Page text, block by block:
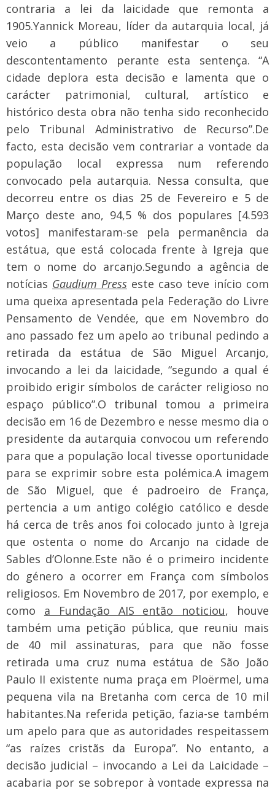
contraria a lei da laicidade que remonta a
1905.Yannick Moreau, líder da autarquia local, já
veio a público manifestar o seu
descontentamento perante esta sentença. “A
cidade deplora esta decisão e lamenta que o
carácter patrimonial, cultural, artístico e
histórico desta obra não tenha sido reconhecido
pelo Tribunal Administrativo de Recurso”.De
facto, esta decisão vem contrariar a vontade da
população local expressa num referendo
convocado pela autarquia. Nessa consulta, que
decorreu entre os dias 25 de Fevereiro e 5 de
Março deste ano, 94,5 % dos populares [4.593
votos] manifestaram-se pela permanência da
estátua, que está colocada frente à Igreja que
tem o nome do arcanjo.Segundo a agência de
notícias Gaudium Press este caso teve início com
uma queixa apresentada pela Federação do Livre
Pensamento de Vendée, que em Novembro do
ano passado fez um apelo ao tribunal pedindo a
retirada da estátua de São Miguel Arcanjo,
invocando a lei da laicidade, “segundo a qual é
proibido erigir símbolos de carácter religioso no
espaço público”.O tribunal tomou a primeira
decisão em 16 de Dezembro e nesse mesmo dia o
presidente da autarquia convocou um referendo
para que a população local tivesse oportunidade
para se exprimir sobre esta polémica.A imagem
de São Miguel, que é padroeiro de França,
pertencia a um antigo colégio católico e desde
há cerca de três anos foi colocado junto à Igreja
que ostenta o nome do Arcanjo na cidade de
Sables d’Olonne.Este não é o primeiro incidente
do género a ocorrer em França com símbolos
religiosos. Em Novembro de 2017, por exemplo, e
como a Fundação AIS então noticiou, houve
também uma petição pública, que reuniu mais
de 40 mil assinaturas, para que não fosse
retirada uma cruz numa estátua de São João
Paulo II existente numa praça em Ploërmel, uma
pequena vila na Bretanha com cerca de 10 mil
habitantes.Na referida petição, fazia-se também
um apelo para que as autoridades respeitassem
“as raízes cristãs da Europa”. No entanto, a
decisão judicial – invocando a Lei da Laicidade –
acabaria por se sobrepor à vontade expressa na